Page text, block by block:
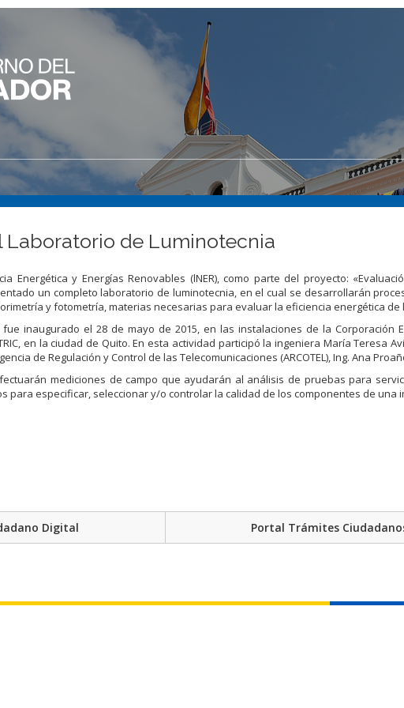
Laboratorio de Luminotecnia
Energética y Energías Renovables (lNER), como parte del proyecto:
un completo laboratorio de luminotecnia, en el cual se desarrollarán
y fotometría, materias necesarias para evaluar la eficiencia energética de
inaugurado el 28 de mayo de 2015, en las instalaciones de la Corporación
en la ciudad de Quito. En esta actividad participó la ingeniera María Teresa
de Regulación y Control de las Telecomunicaciones (ARCOTEL), Ing. Ana
mediciones de campo que ayudarán al análisis de pruebas para
para especificar, seleccionar y/o controlar la calidad de los componentes de una
Digital Portal Trámites